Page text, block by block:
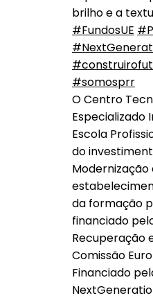
brilho e a
#FundosUE
#somosprr
O Centro
Especializado
Escola
do
da formação
financiado
Recuperação
Comissão
Financiado